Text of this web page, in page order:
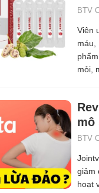
BTV
Viên
máu,
mỏi,
mô
BTV
giảm
hoạt